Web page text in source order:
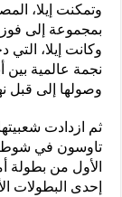
وتمكنت إيلا،
بمجموعة إلى فوز على
نجمة عالمية بين
وصولها إلى قبل
ثم ازدادت
تاوسون في شوط
الأول من بطولة
إحدى البطولات